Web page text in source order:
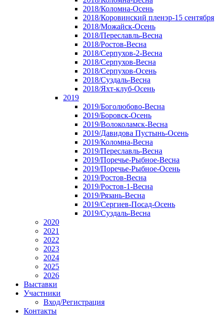
2018/Коломна-Осень
2018/Коровинский пленэр-15 сентября
2018/Можайск-Осень
2018/Переславль-Весна
2018/Ростов-Весна
2018/Серпухов-2-Весна
2018/Серпухов-Весна
2018/Серпухов-Осень
2018/Суздаль-Весна
2018/Яхт-клуб-Осень
2019
2019/Боголюбово-Весна
2019/Боровск-Осень
2019/Волоколамск-Весна
2019/Давидова Пустынь-Осень
2019/Коломна-Весна
2019/Переславль-Весна
2019/Поречье-Рыбное-Весна
2019/Поречье-Рыбное-Осень
2019/Ростов-Весна
2019/Ростов-1-Весна
2019/Рязань-Весна
2019/Сергиев-Посад-Осень
2019/Суздаль-Весна
2020
2021
2022
2023
2024
2025
2026
Выставки
Участники
Вход/Регистрация
Контакты